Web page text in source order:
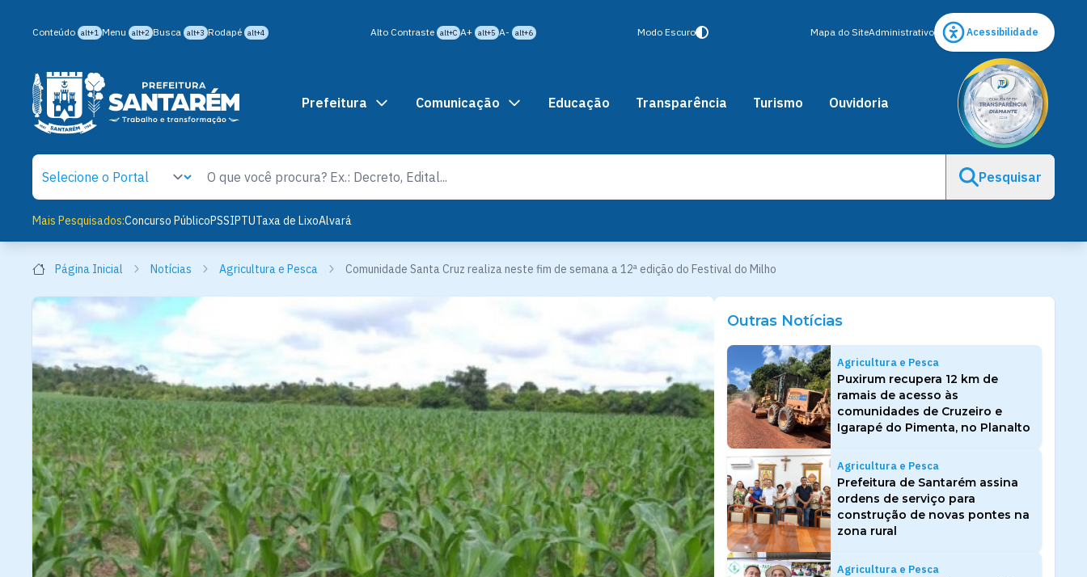
Conteúdo alt+1 Menu alt+2 Busca alt+3 Rodapé alt+4 Alto Contraste alt+C A+ alt+5 A- alt+6 Modo Escuro Mapa do SiteAdministrativo Acessibilidade
Prefeitura Comunicação Educação Transparência Turismo Ouvidoria
Pesquisar
Mais Pesquisados:Concurso PúblicoPSSIPTUTaxa de LixoAlvará
Página Inicial Notícias Agricultura e Pesca Comunidade Santa Cruz realiza neste fim de semana a 12ª edição do Festival do Milho
Outras Notícias
Agricultura e Pesca
Puxirum recupera 12 km de
ramais de acesso às
comunidades de Cruzeiro e
Igarapé do Pimenta, no Planalto
Agricultura e Pesca
Prefeitura de Santarém assina
ordens de serviço para
construção de novas pontes na
zona rural
Agricultura e Pesca